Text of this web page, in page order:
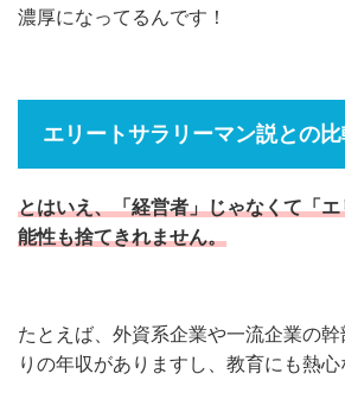
濃厚になってるんです！
エリートサラリーマン説との
とはいえ、「経営者」じゃなくて「
能性も捨てきれません。
たとえば、外資系企業や一流企業の
りの年収がありますし、教育にも熱心